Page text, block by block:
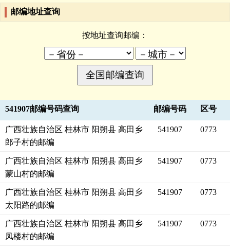
邮编地址查询
按地址查询邮编：
541907邮编号码查询 邮编号码 区号
广西壮族自治区 桂林市 阳朔县 高田乡
郎子村的邮编
541907 0773
广西壮族自治区 桂林市 阳朔县 高田乡
蒙山村的邮编
541907 0773
广西壮族自治区 桂林市 阳朔县 高田乡
太阳路的邮编
541907 0773
广西壮族自治区 桂林市 阳朔县 高田乡
凤楼村的邮编
541907 0773